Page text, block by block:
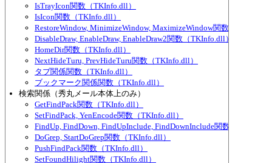
IsTrayIcon関数（TKInfo.dll）
IsIcon関数（TKInfo.dll）
RestoreWindow, MinimizeWindow, MaximizeWindow関数（
DisableDraw, EnableDraw, EnableDraw2関数（TKInfo.dll）
HomeDir関数（TKInfo.dll）
NextHideTuru, PrevHideTuru関数（TKInfo.dll）
タブ関係関数（TKInfo.dll）
ブックマーク関係関数（TKInfo.dll）
検索関係（秀丸メール本体上のみ）
GetFindPack関数（TKInfo.dll）
SetFindPack, YenEncode関数（TKInfo.dll）
FindUp, FindDown, FindUpInclude, FindDownInclude関数（
DoGrep, StartDoGrep関数（TKInfo.dll）
PushFindPack関数（TKInfo.dll）
SetFoundHilight関数（TKInfo.dll）